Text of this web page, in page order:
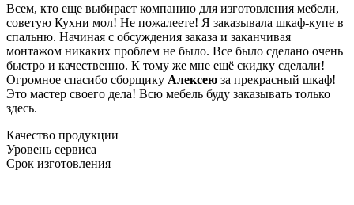
Всем, кто еще выбирает компанию для изготовления мебели,
советую Кухни мол! Не пожалеете! Я заказывала шкаф-купе в
спальню. Начиная с обсуждения заказа и заканчивая
монтажом никаких проблем не было. Все было сделано очень
быстро и качественно. К тому же мне ещё скидку сделали!
Огромное спасибо сборщику Алексею за прекрасный шкаф!
Это мастер своего дела! Всю мебель буду заказывать только
здесь.
Качество продукции
Уровень сервиса
Срок изготовления